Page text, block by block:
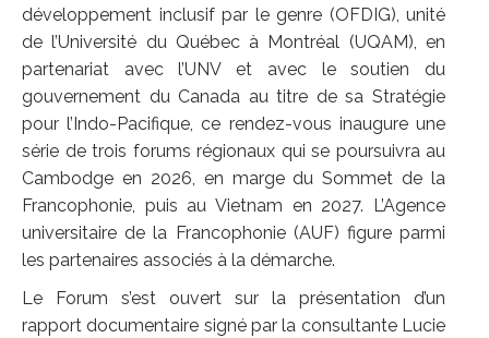
développement inclusif par le genre (OFDIG), unité
de l’Université du Québec à Montréal (UQAM), en
partenariat avec l’UNV et avec le soutien du
gouvernement du Canada au titre de sa Stratégie
pour l’Indo-Pacifique, ce rendez-vous inaugure une
série de trois forums régionaux qui se poursuivra au
Cambodge en 2026, en marge du Sommet de la
Francophonie, puis au Vietnam en 2027. L’Agence
universitaire de la Francophonie (AUF) figure parmi
les partenaires associés à la démarche.
Le Forum s’est ouvert sur la présentation d’un
rapport documentaire signé par la consultante Lucie